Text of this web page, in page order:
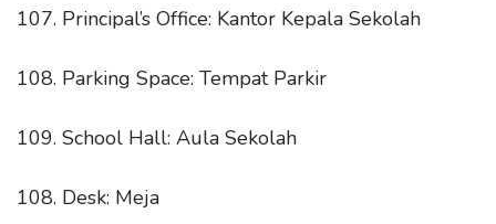
107. Principal’s Office: Kantor Kepala Sekolah
108. Parking Space: Tempat Parkir
109. School Hall: Aula Sekolah
108. Desk: Meja